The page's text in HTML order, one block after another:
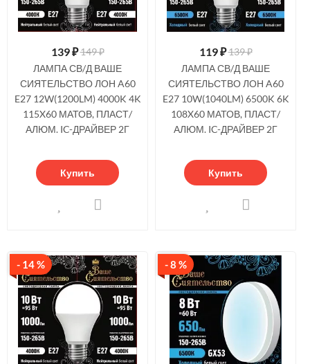
139₽149 ₽
ЛАМПА СВ/Д ВАШЕ
СИЯТЕЛЬСТВО ЛОН A60
E27 12W(1200LM) 4000K 4K
115X60 МАТОВ, ПЛАСТ/
АЛЮМ. IC-ДРАЙВЕР 2Г
Купить
119₽139 ₽
ЛАМПА СВ/Д ВАШЕ
СИЯТЕЛЬСТВО ЛОН A60
E27 10W(1040LM) 6500K 6K
108X60 МАТОВ, ПЛАСТ/
АЛЮМ. IC-ДРАЙВЕР 2Г
Купить
- 14 % - 8 %